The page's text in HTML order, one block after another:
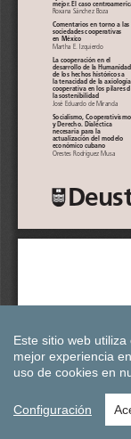
Este sitio web
mejor experiencia
uso de cookies en
Configuración